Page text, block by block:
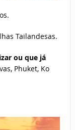
Tailandesas.
ou que já
Phuket, Ko